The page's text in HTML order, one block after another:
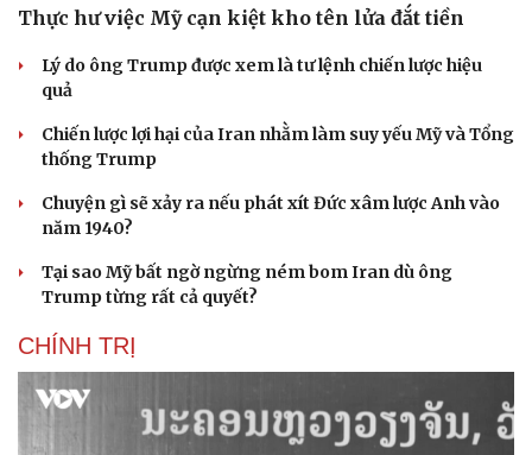
Thực hư việc Mỹ cạn kiệt kho tên lửa đắt tiền
Lý do ông Trump được xem là tư lệnh chiến lược hiệu
quả
Chiến lược lợi hại của Iran nhằm làm suy yếu Mỹ và Tổng
thống Trump
Chuyện gì sẽ xảy ra nếu phát xít Đức xâm lược Anh vào
năm 1940?
Tại sao Mỹ bất ngờ ngừng ném bom Iran dù ông
Trump từng rất cả quyết?
CHÍNH TRỊ